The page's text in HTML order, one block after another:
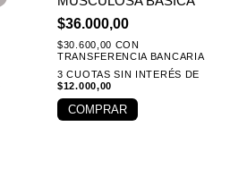
$36.000,00
$30.600,00 CON
TRANSFERENCIA BANCARIA
3 CUOTAS SIN INTERÉS DE
$12.000,00
COMPRAR